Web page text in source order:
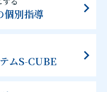
個別指導
ムS-CUBE